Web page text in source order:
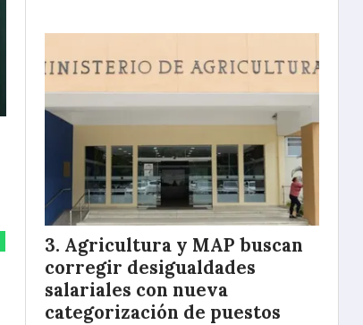
Agricultura y MAP buscan
corregir desigualdades
salariales con nueva
categorización de puestos